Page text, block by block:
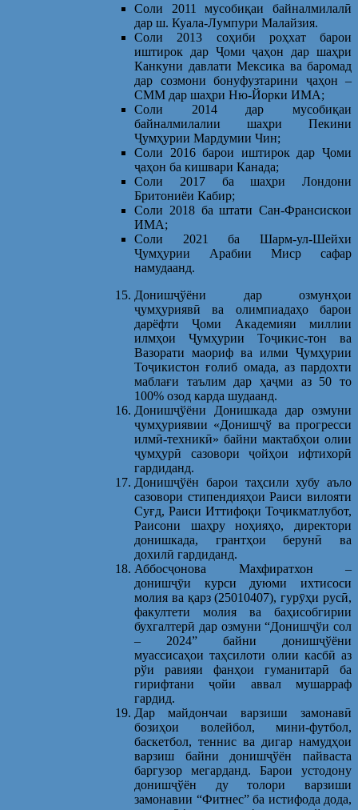
Соли 2011 мусобиқаи байналмилалӣ
дар ш. Куала-Лумпури Малайзия.
Соли 2013 соҳиби роҳхат барои
иштирок дар Ҷоми ҷаҳон дар шаҳри
Канкуни давлати Мексика ва баромад
дар созмони бонуфузтарини ҷаҳон –
СММ дар шаҳри Ню-Йорки ИМА;
Соли 2014 дар мусобиқаи
байналмилалии шаҳри Пекини
Ҷумҳурии Мардумии Чин;
Соли 2016 барои иштирок дар Ҷоми
ҷаҳон ба кишвари Канада;
Соли 2017 ба шаҳри Лондони
Бритониёи Кабир;
Соли 2018 ба штати Сан-Франсискои
ИМА;
Соли 2021 ба Шарм-ул-Шейхи
Ҷумҳурии Арабии Миср сафар
намудаанд.
Донишҷўёни дар озмунҳои
ҷумҳуриявӣ ва олимпиадаҳо барои
дарёфти Ҷоми Академияи миллии
илмҳои Ҷумҳурии Тоҷикис-тон ва
Вазорати маориф ва илми Ҷумҳурии
Тоҷикистон ғолиб омада, аз пардохти
маблағи таълим дар ҳаҷми аз 50 то
100% озод карда шудаанд.
Донишҷўёни Донишкада дар озмуни
ҷумҳуриявии «Донишҷў ва прогресси
илмӣ-техникӣ» байни мактабҳои олии
ҷумҳурӣ сазовори ҷойҳои ифтихорӣ
гардиданд.
Донишҷўён барои таҳсили хубу аъло
сазовори стипендияҳои Раиси вилояти
Суғд, Раиси Иттифоқи Тоҷикматлубот,
Раисони шаҳру ноҳияҳо, директори
донишкада, грантҳои берунӣ ва
дохилӣ гардиданд.
Аббосҷонова Махфиратхон –
донишҷӯи курси дуюми ихтисоси
молия ва қарз (25010407), гурӯҳи русӣ,
факултети молия ва баҳисобгирии
бухгалтерӣ дар озмуни “Донишҷўи сол
– 2024” байни донишҷўёни
муассисаҳои таҳсилоти олии касбӣ аз
рўи равияи фанҳои гуманитарӣ ба
гирифтани ҷойи аввал мушарраф
гардид.
Дар майдончаи варзиши замонавӣ
бозиҳои волейбол, мини-футбол,
баскетбол, теннис ва дигар намудҳои
варзиш байни донишҷўён пайваста
баргузор мегарданд. Барои устодону
донишҷўён ду толори варзиши
замонавии “Фитнес” ба истифода дода,